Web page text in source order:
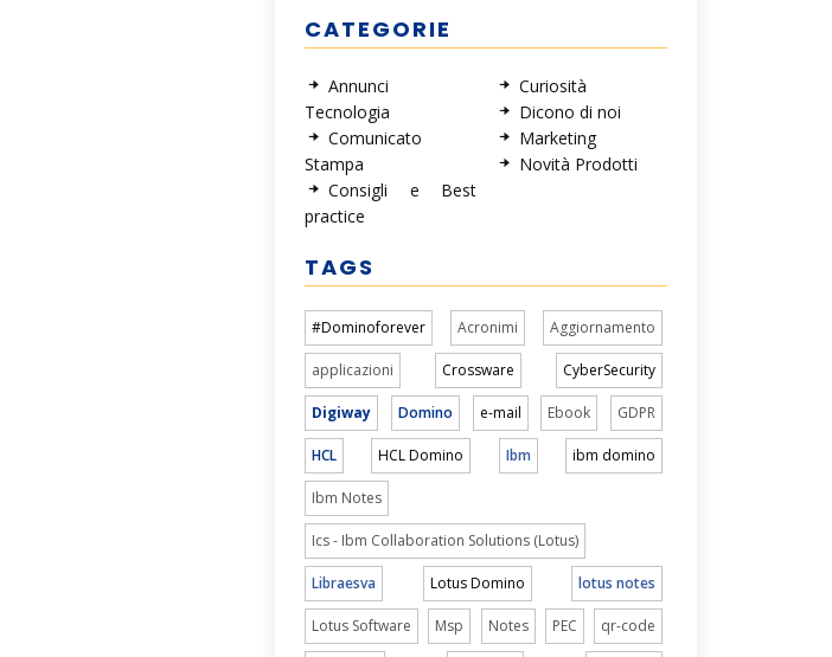
CATEGORIE
Annunci
Tecnologia
Comunicato
Stampa
Consigli e Best
practice
Curiosità
Dicono di noi
Marketing
Novità Prodotti
TAGS
#Dominoforever Acronimi Aggiornamento
applicazioni Crossware CyberSecurity
Digiway Domino e-mail Ebook GDPR
HCL HCL Domino Ibm ibm domino
Ibm Notes
Ics - Ibm Collaboration Solutions (Lotus)
Libraesva Lotus Domino lotus notes
Lotus Software Msp Notes PEC qr-code